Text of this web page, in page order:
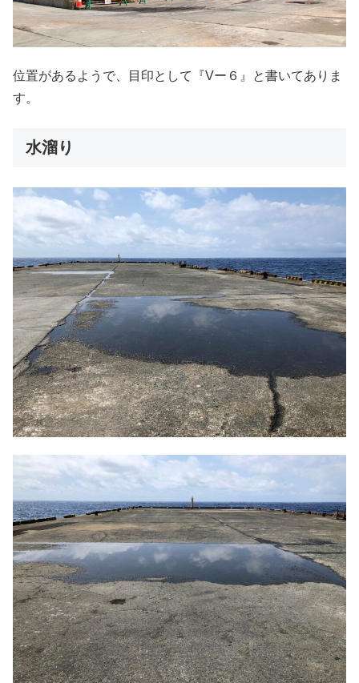
位置があるようで、目印として『Vー６』と書いてありま
す。
水溜り